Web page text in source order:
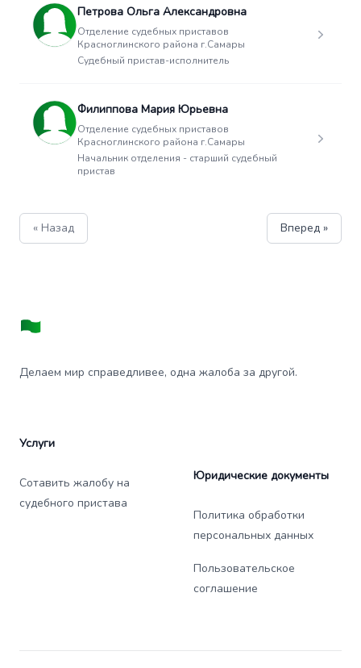
Петрова Ольга Александровна
Отделение судебных приставов
Красноглинского района г.Самары
Судебный пристав-исполнитель
Филиппова Мария Юрьевна
Отделение судебных приставов
Красноглинского района г.Самары
Начальник отделения - старший судебный
пристав
« Назад Вперед »
Делаем мир справедливее, одна жалоба за другой.
Услуги
Сотавить жалобу на
судебного пристава
Юридические документы
Политика обработки
персональных данных
Пользовательское
соглашение